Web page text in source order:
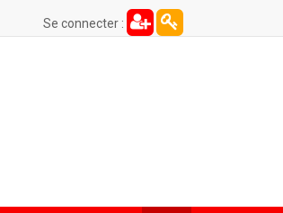
Se connecter :